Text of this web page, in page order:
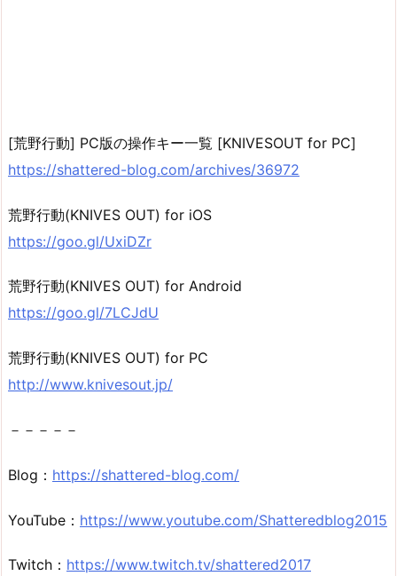
[荒野行動] PC版の操作キー一覧 [KNIVESOUT for PC]
https://shattered-blog.com/archives/36972
荒野行動(KNIVES OUT) for iOS
https://goo.gl/UxiDZr
荒野行動(KNIVES OUT) for Android
https://goo.gl/7LCJdU
荒野行動(KNIVES OUT) for PC
http://www.knivesout.jp/
－－－－－
Blog： https://shattered-blog.com/
YouTube： https://www.youtube.com/Shatteredblog2015
Twitch： https://www.twitch.tv/shattered2017